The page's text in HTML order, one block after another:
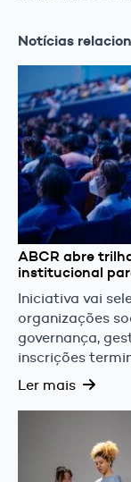
Notícias
ABCR abre
institucional
Iniciativa vai
organizações
governança,
inscrições
Ler mais